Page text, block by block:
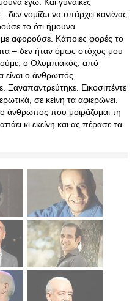
δεν νομίζω να υπάρχει κανένας
το ότι ήμουνα
αφορούσε. Κάποιες φορές το
– δεν ήταν όμως στόχος μου
ο Ολυμπιακός, από
είναι ο άνθρωπός
Ξαναπαντρεύτηκε. Εικοσιπέντε
σε κείνη τα αφιερώνει.
άνθρωπος που μοιράζομαι τη
κι εκείνη και ας πέρασε τα